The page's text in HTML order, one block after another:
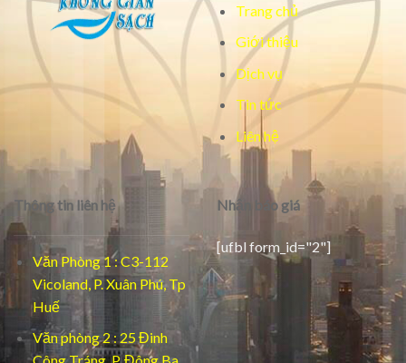
Trang chủ
Giới thiệu
Dịch vụ
Tin tức
Liên hệ
Thông tin liên hệ
Văn Phòng 1 : C3-112
Vicoland, P. Xuân Phú, Tp
Huế
Văn phòng 2 : 25 Đinh
Nhận báo giá
[ufbl form_id="2"]